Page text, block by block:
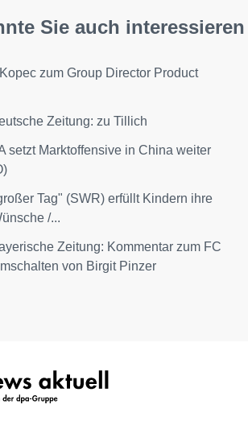
Sie auch interessieren
zum Group Director Product
Zeitung: zu Tillich
setzt Marktoffensive in China weiter
Tag" (SWR) erfüllt Kindern ihre
/...
Zeitung: Kommentar zum FC
von Birgit Pinzer